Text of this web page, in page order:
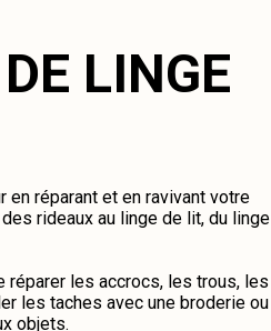
LINGE
en réparant et en ravivant votre
rideaux au linge de lit, du linge
les accrocs, les trous, les
les taches avec une broderie ou
objets.